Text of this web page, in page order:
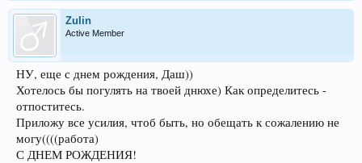
Zulin
Active Member
НУ, еще с днем рождения, Даш))
Хотелось бы погулять на твоей днюхе) Как определитесь -
отпоститесь.
Приложу все усилия, чтоб быть, но обещать к сожалению не
могу((((работа)
С ДНЕМ РОЖДЕНИЯ!